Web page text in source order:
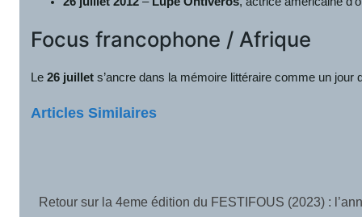
Focus francophone / Afrique
Le26 juillet s’ancre dans la mémoire littéraire comme un
Articles Similaires
Retour sur la 4eme édition du FESTIFOUS (2023) :